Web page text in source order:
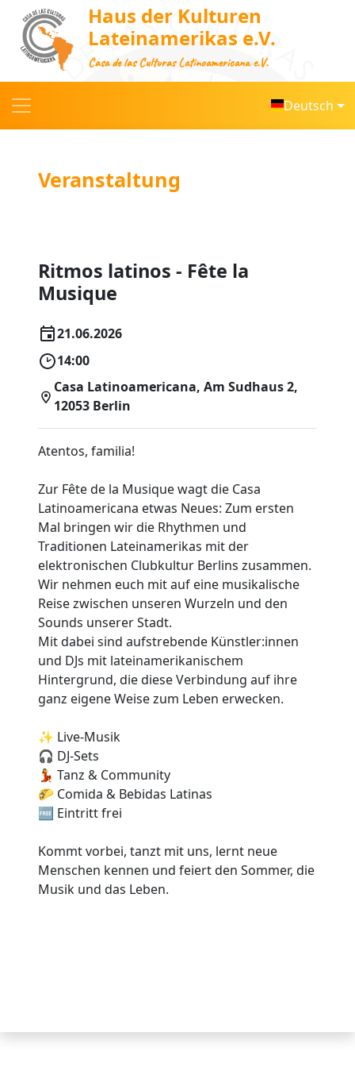
Haus der Kulturen
Lateinamerikas e.V.
Casa de las Culturas Latinoamericana e.V.
Deutsch
Veranstaltung
Ritmos latinos - Fête la
Musique
21.06.2026
14:00
Casa Latinoamericana, Am Sudhaus 2,
12053 Berlin
Atentos, familia!
Zur Fête de la Musique wagt die Casa
Latinoamericana etwas Neues: Zum ersten
Mal bringen wir die Rhythmen und
Traditionen Lateinamerikas mit der
elektronischen Clubkultur Berlins zusammen.
Wir nehmen euch mit auf eine musikalische
Reise zwischen unseren Wurzeln und den
Sounds unserer Stadt.
Mit dabei sind aufstrebende Künstler:innen
und DJs mit lateinamerikanischem
Hintergrund, die diese Verbindung auf ihre
ganz eigene Weise zum Leben erwecken.
✨ Live-Musik
🎧 DJ-Sets
💃 Tanz & Community
🌮 Comida & Bebidas Latinas
🆓 Eintritt frei
Kommt vorbei, tanzt mit uns, lernt neue
Menschen kennen und feiert den Sommer, die
Musik und das Leben.